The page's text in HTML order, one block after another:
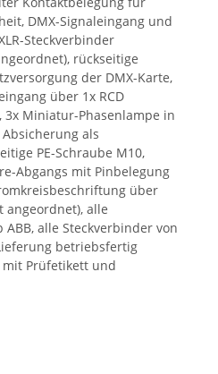
DMX-Signaleingang und
Steckverbinder
rückseitige
der DMX-Karte,
über 1x RCD
3x Miniatur-Phasenlampe in
als
PE-Schraube M10,
Abgangs mit Pinbelegung
über
angeordnet), alle
alle Steckverbinder von
betriebsfertig
Prüfetikett und